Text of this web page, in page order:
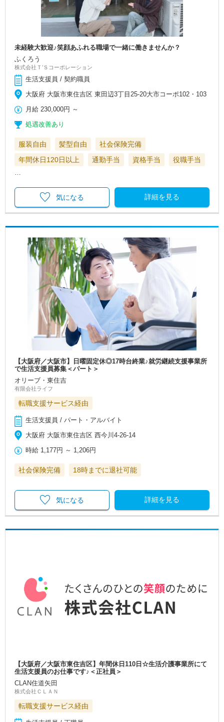
未経験大歓迎♪笑顔あふれる職場で一緒に働きませんか？
ふくろう
株式会社Ｔ’Ｓコーポレーション
生活支援員 / 契約職員
大阪府 大阪市東住吉区 東田辺3丁目25-20大市コーポ102・103
月給 230,000円 ～
処遇改善あり
服装自由 髪型自由
社会保険完備
年間休日120日以上
通勤手当 資格手当 役職手当
…
詳細を見る
気になる
【大阪府／大阪市】日曜固定休◎17時台終業♪就労継続支援事業所
で生活支援員募集＜パート＞
オリーブ・東住吉
有限会社ライフ
転職支援サービス経由
生活支援員 / パート・アルバイト
大阪府 大阪市東住吉区 西今川4‐26‐14
時給 1,177円 ～ 1,206円
社会保険完備 18時までに退社可能
詳細を見る
気になる
【大阪府／大阪市東住吉区】年間休日110日☆生活介護事業所にて
生活支援員のお仕事です♪＜正社員＞
CLAN住道矢田
株式会社ＣＬＡＮ
転職支援サービス経由